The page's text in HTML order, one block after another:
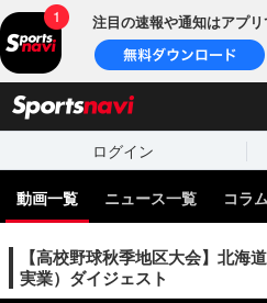
注目の速報や通知はアプリ
ログイン
動画一覧 ニュース一覧 コラ
【高校野球秋季地区大会】北海
実業）ダイジェスト